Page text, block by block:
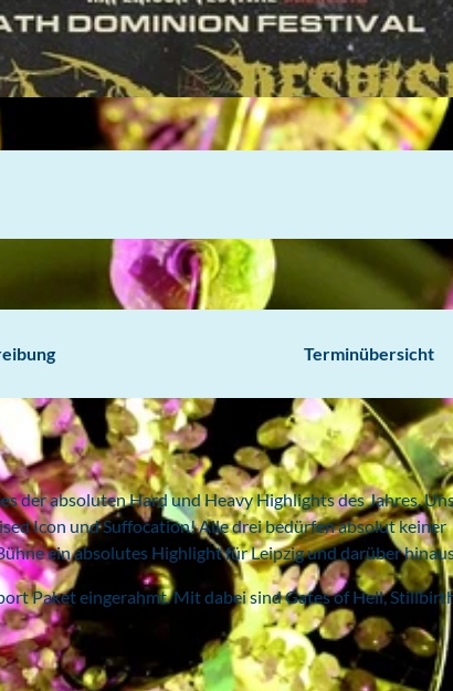
Terminübersicht
der absoluten Hard und Heavy Highlights des Jahres.
Icon und Suffocation! Alle drei bedürfen absolut keiner
ein absolutes Highlight für Leipzig und darüber
Paket eingerahmt. Mit dabei sind Gates of Hell,